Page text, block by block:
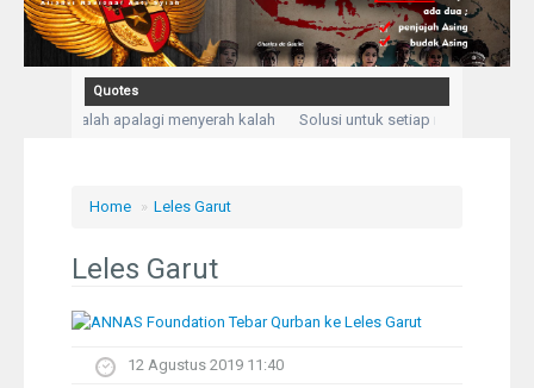
Home
Profil
Berita
Pelangi
Galeri Foto
Ustadz
Quotes
mengalah apalagi menyerah kalah
Solusi untuk setiap masalah
Home » Leles Garut
Leles Garut
12 Agustus 2019 11:40